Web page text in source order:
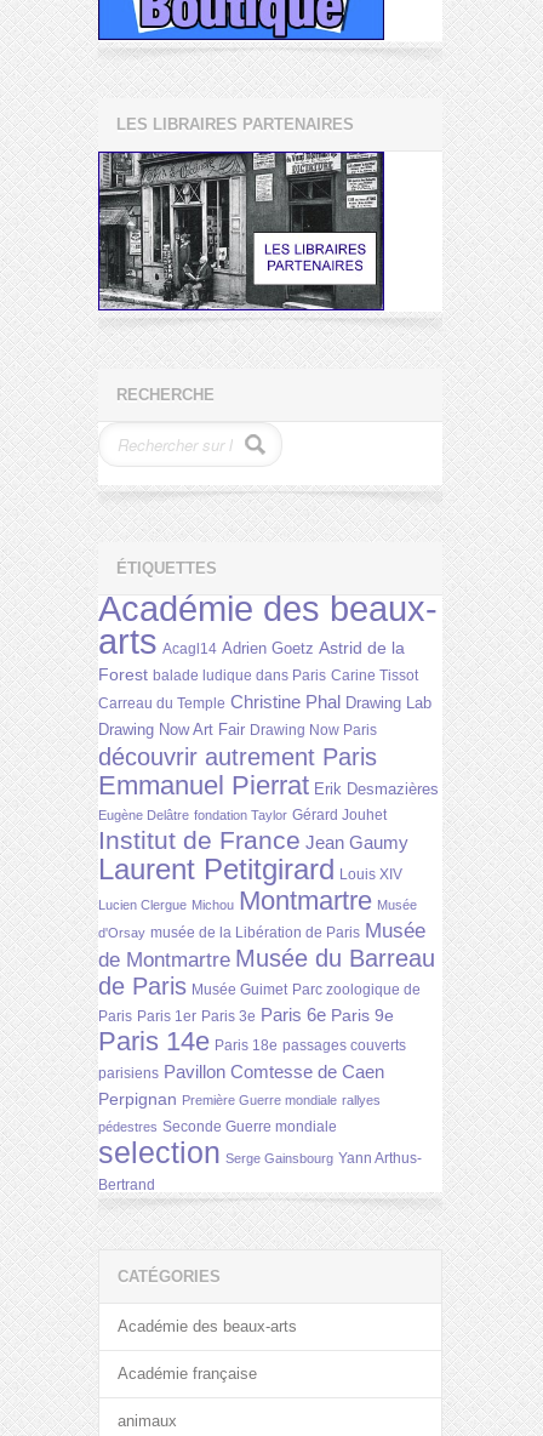
LES LIBRAIRES PARTENAIRES
RECHERCHE
ÉTIQUETTES
Académie des beaux-
arts Acagl14 Adrien Goetz Astrid de la
Forest balade ludique dans Paris Carine Tissot
Carreau du Temple Christine Phal Drawing Lab
Drawing Now Art Fair Drawing Now Paris
découvrir autrement Paris
Emmanuel Pierrat Erik Desmazières
Eugène Delâtre fondation Taylor Gérard Jouhet
Institut de France Jean Gaumy
Laurent Petitgirard Louis XIV
Lucien Clergue Michou Montmartre Musée
d'Orsay musée de la Libération de Paris Musée
de Montmartre Musée du Barreau
de Paris Musée Guimet Parc zoologique de
Paris Paris 1er Paris 3e Paris 6e Paris 9e
Paris 14e Paris 18e passages couverts
parisiens Pavillon Comtesse de Caen
Perpignan Première Guerre mondiale rallyes
pédestres Seconde Guerre mondiale
selection Serge Gainsbourg Yann Arthus-
Bertrand
CATÉGORIES
Académie des beaux-arts
Académie française
animaux